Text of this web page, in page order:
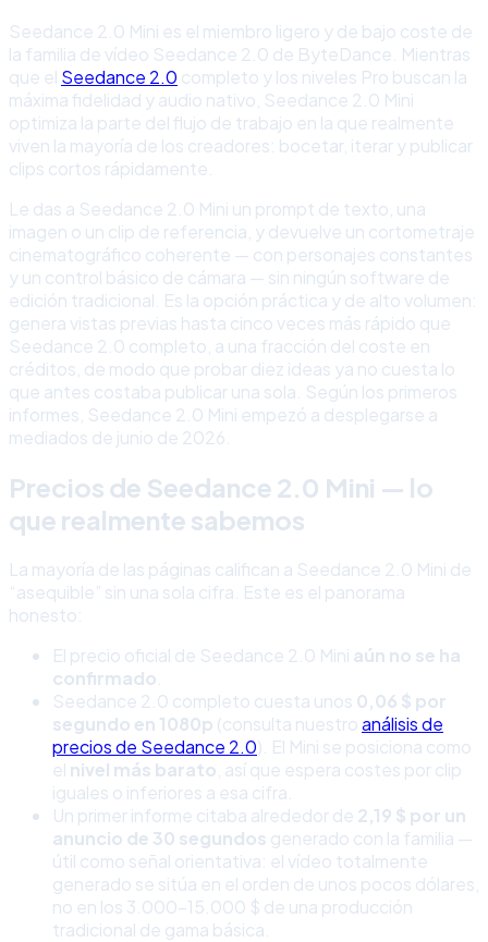
Seedance 2.0 Mini es el miembro ligero y de bajo coste de
la familia de vídeo Seedance 2.0 de ByteDance. Mientras
que el Seedance 2.0 completo y los niveles Pro buscan la
máxima fidelidad y audio nativo, Seedance 2.0 Mini
optimiza la parte del flujo de trabajo en la que realmente
viven la mayoría de los creadores: bocetar, iterar y publicar
clips cortos rápidamente.
Le das a Seedance 2.0 Mini un prompt de texto, una
imagen o un clip de referencia, y devuelve un cortometraje
cinematográfico coherente — con personajes constantes
y un control básico de cámara — sin ningún software de
edición tradicional. Es la opción práctica y de alto volumen:
genera vistas previas hasta cinco veces más rápido que
Seedance 2.0 completo, a una fracción del coste en
créditos, de modo que probar diez ideas ya no cuesta lo
que antes costaba publicar una sola. Según los primeros
informes, Seedance 2.0 Mini empezó a desplegarse a
mediados de junio de 2026.
Precios de Seedance 2.0 Mini — lo
que realmente sabemos
La mayoría de las páginas califican a Seedance 2.0 Mini de
“asequible” sin una sola cifra. Este es el panorama
honesto:
El precio oficial de Seedance 2.0 Mini aún no se ha
confirmado
Seedance 2.0 completo cuesta unos 0,06 $ por
segundo en 1080p (consulta nuestroanálisis de
precios de Seedance 2.0). El Mini se posiciona como
el nivel más barato , así que espera costes por clip
iguales o inferiores a esa cifra.
Un primer informe citaba alrededor de 2,19 $ por un
anuncio de 30 segundos generado con la familia —
útil como señal orientativa: el vídeo totalmente
generado se sitúa en el orden de unos pocos dólares,
no en los 3.000–15.000 $ de una producción
tradicional de gama básica.